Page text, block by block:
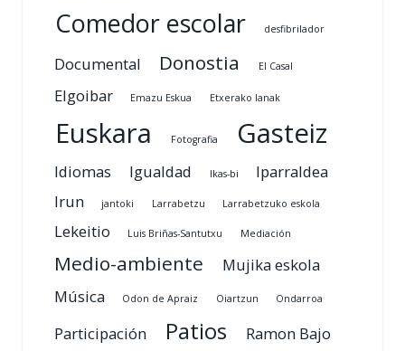
Comedor escolar desfibrilador
Documental Donostia El Casal
Elgoibar Emazu Eskua Etxerako lanak
Euskara Fotografia Gasteiz
Idiomas Igualdad Ikas-bi
Iparraldea
Irun
jantoki Larrabetzu Larrabetzuko eskola
Lekeitio Luis Briñas-Santutxu Mediación
Medio-ambiente
Mujika eskola
Música
Odon de Apraiz Oiartzun Ondarroa
Participación Patios Ramon Bajo